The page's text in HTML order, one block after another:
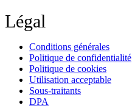
Légal
Conditions générales
Politique de confidentialité
Politique de cookies
Utilisation acceptable
Sous-traitants
DPA